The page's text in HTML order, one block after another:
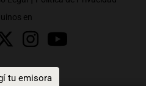
tu emisora
en